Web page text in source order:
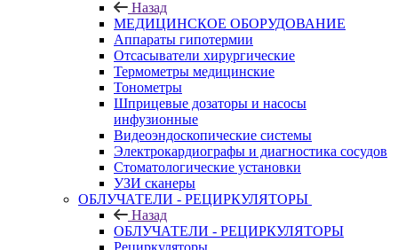
Назад
МЕДИЦИНСКОЕ ОБОРУДОВАНИЕ
Аппараты гипотермии
Отсасыватели хирургические
Термометры медицинские
Тонометры
Шприцевые дозаторы и насосы
инфузионные
Видеоэндоскопические системы
Электрокардиографы и диагностика сосудов
Стоматологические установки
УЗИ сканеры
ОБЛУЧАТЕЛИ - РЕЦИРКУЛЯТОРЫ
Назад
ОБЛУЧАТЕЛИ - РЕЦИРКУЛЯТОРЫ
Рециркуляторы